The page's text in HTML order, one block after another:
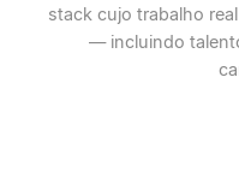
stack cujo trabalho
— incluindo